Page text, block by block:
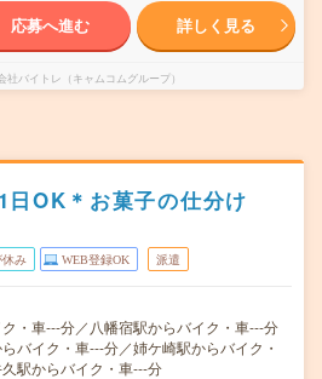
応募へ進む 詳しく見る
社バイトレ（キャムコムグループ）
日OK＊お菓子の仕分け
休み WEB登録OK 派遣
・車---分／八幡宿駅からバイク・車---分
バイク・車---分／姉ケ崎駅からバイク・
駅からバイク・車---分